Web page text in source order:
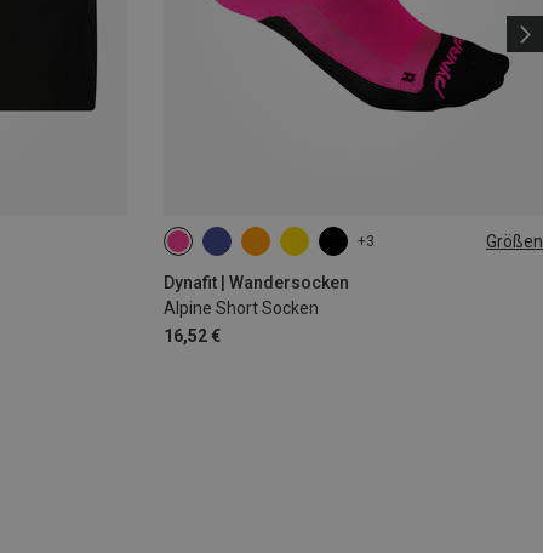
+3 Größen
Dynafit | Wandersocken
Alpine Short Socken
16,52 €
35|36|37|38 39|40|41|42